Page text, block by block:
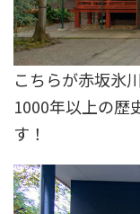
こちらが赤坂氷
1000年以上の歴
す！